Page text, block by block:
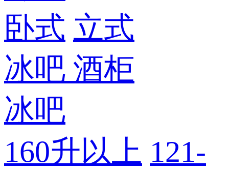
卧式 立式
冰吧 酒柜
冰吧
160升以上 121-